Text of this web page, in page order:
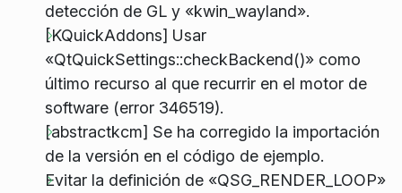
detección de GL y «kwin_wayland».
[KQuickAddons] Usar
«QtQuickSettings::checkBackend()» como
último recurso al que recurrir en el motor de
software (error 346519).
[abstractkcm] Se ha corregido la importación
de la versión en el código de ejemplo.
Evitar la definición de «QSG_RENDER_LOOP»